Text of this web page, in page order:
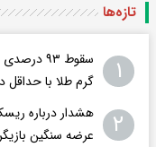
تازه‌ها
۱
گرم طلا با حداقل دستمزد در
۲
هشدار درباره
عرضه سنگین